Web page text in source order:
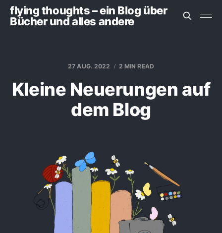
flying thoughts – ein Blog über
Bücher und alles andere
27 AUG. 2022 2 MIN READ
Kleine Neuerungen auf
dem Blog